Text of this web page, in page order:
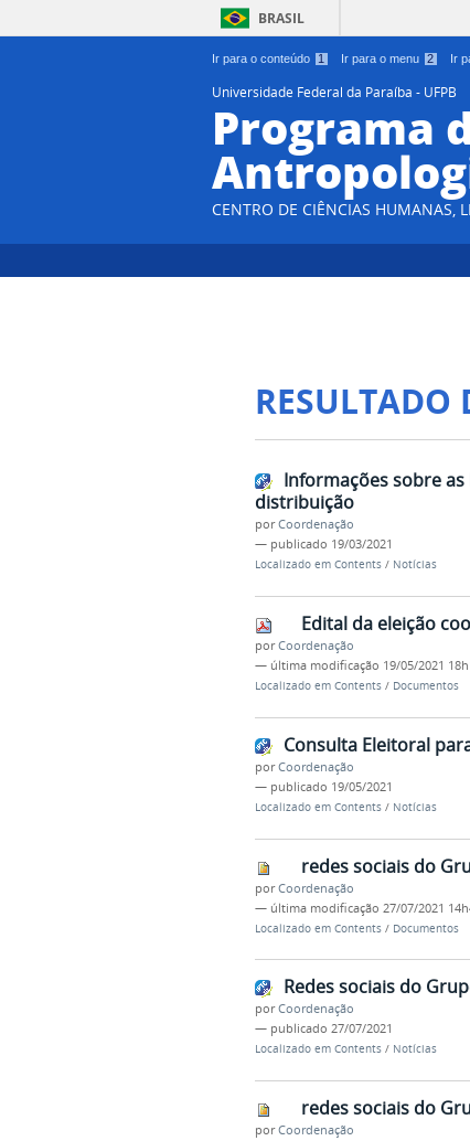
Ir para o conteúdo 1 Ir para o menu 2 Ir
BRASIL
Universidade Federal da Paraíba - UFPB
Programa
CENTRO DE CIÊNCIAS HUMANAS,
RESULTADO
Informações sobre as
distribuição
porCoordenação
— publicado 19/03/2021
Localizado em Contents / Notícias
Edital da eleição
porCoordenação
— última modificação 19/05/2021
Localizado em Contents / Documentos
Consulta Eleitoral
porCoordenação
— publicado 19/05/2021
Localizado em Contents / Notícias
redes sociais do
porCoordenação
— última modificação 27/07/2021
Localizado em Contents / Documentos
Redes sociais do
porCoordenação
— publicado 27/07/2021
Localizado em Contents / Notícias
redes sociais do
porCoordenação